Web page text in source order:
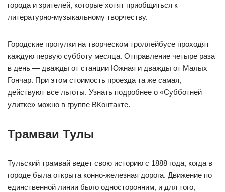
города и зрителей, которые хотят приобщиться к
литературно-музыкальному творчеству.
Городские прогулки на творческом троллейбусе проходят
каждую первую субботу месяца. Отправление четыре раза
в день — дважды от станции Южная и дважды от Малых
Гончар. При этом стоимость проезда та же самая,
действуют все льготы. Узнать подробнее о «Субботней
улитке» можно в группе ВКонтакте.
Трамваи Тулы
Тульский трамвай ведет свою историю с 1888 года, когда в
городе была открыта конно-железная дорога. Движение по
единственной линии было односторонним, и для того,